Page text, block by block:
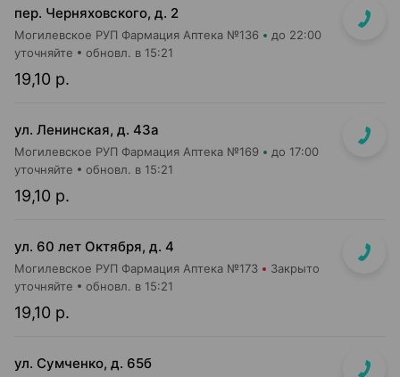
пер. Черняховского, д. 2
Могилевское РУП Фармация Аптека №136 до 22:00
19,10 р.
уточняйте обновл. в 15:21
ул. Ленинская, д. 43а
Могилевское РУП Фармация Аптека №169 до 17:00
19,10 р.
уточняйте обновл. в 15:21
ул. 60 лет Октября, д. 4
Могилевское РУП Фармация Аптека №173 Закрыто
19,10 р.
уточняйте обновл. в 15:21
ул. Сумченко, д. 65б